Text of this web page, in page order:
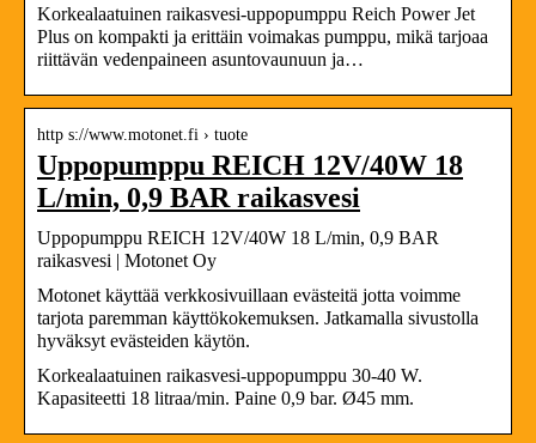
Korkealaatuinen raikasvesi-uppopumppu Reich Power Jet
Plus on kompakti ja erittäin voimakas pumppu, mikä tarjoaa
riittävän vedenpaineen asuntovaunuun ja…
http s://www.motonet.fi › tuote
Uppopumppu REICH 12V/40W 18
L/min, 0,9 BAR raikasvesi
Uppopumppu REICH 12V/40W 18 L/min, 0,9 BAR
raikasvesi | Motonet Oy
Motonet käyttää verkkosivuillaan evästeitä jotta voimme
tarjota paremman käyttökokemuksen. Jatkamalla sivustolla
hyväksyt evästeiden käytön.
Korkealaatuinen raikasvesi-uppopumppu 30-40 W.
Kapasiteetti 18 litraa/min. Paine 0,9 bar. Ø45 mm.